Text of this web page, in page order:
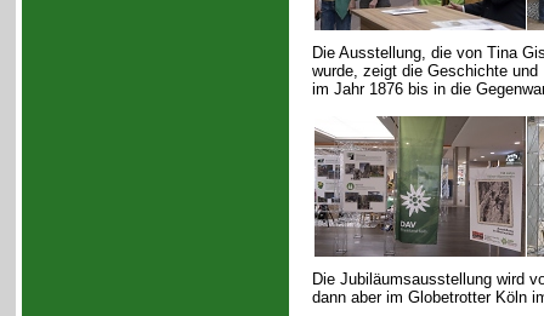
Die Ausstellung, die von Tina
wurde, zeigt die Geschichte
im Jahr 1876 bis in die
Die Jubiläumsausstellung wird
dann aber im Globetrotter Köln